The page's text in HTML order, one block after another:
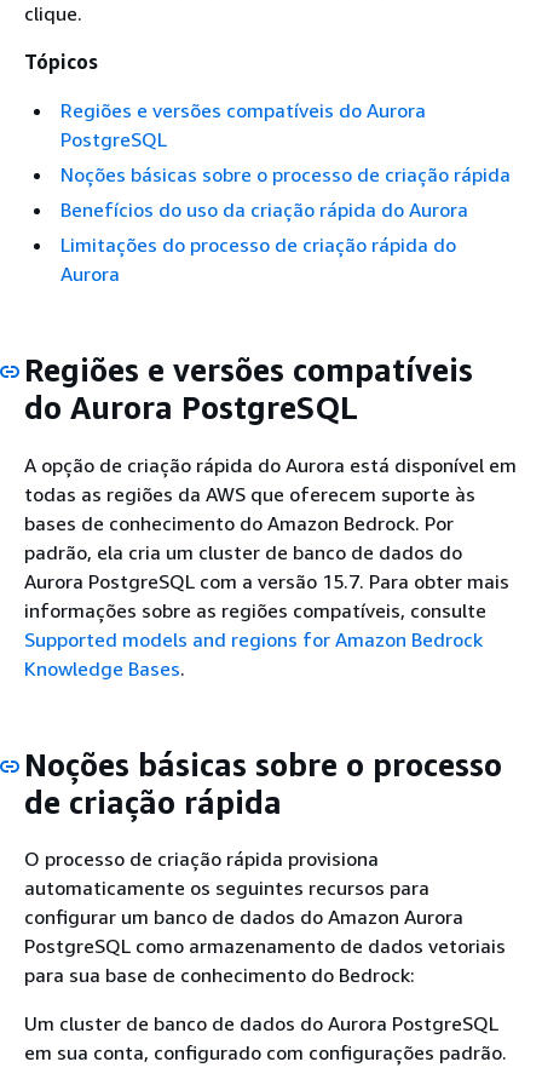
clique.
Tópicos
Regiões e versões compatíveis do Aurora
PostgreSQL
Noções básicas sobre o processo de criação rápida
Benefícios do uso da criação rápida do Aurora
Limitações do processo de criação rápida do
Aurora
Regiões e versões compatíveis
do Aurora PostgreSQL
A opção de criação rápida do Aurora está disponível em
todas as regiões da AWS que oferecem suporte às
bases de conhecimento do Amazon Bedrock. Por
padrão, ela cria um cluster de banco de dados do
Aurora PostgreSQL com a versão 15.7. Para obter mais
informações sobre as regiões compatíveis, consulte
Supported models and regions for Amazon Bedrock
Knowledge Bases.
Noções básicas sobre o processo
de criação rápida
O processo de criação rápida provisiona
automaticamente os seguintes recursos para
configurar um banco de dados do Amazon Aurora
PostgreSQL como armazenamento de dados vetoriais
para sua base de conhecimento do Bedrock:
Um cluster de banco de dados do Aurora PostgreSQL
em sua conta, configurado com configurações padrão.